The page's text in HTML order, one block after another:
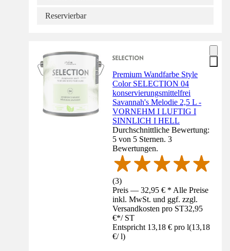
Reservierbar
Premium Wandfarbe Style
Color SELECTION 04
konservierungsmittelfrei
Savannah's Melodie 2,5 L -
VORNEHM I LUFTIG I
SINNLICH I HELL
Durchschnittliche Bewertung:
5 von 5 Sternen. 3
Bewertungen.
(3)
Preis — 32,95 € * Alle Preise
inkl. MwSt. und ggf. zzgl.
Versandkosten pro ST32,95
€*/ ST
Entspricht 13,18 € pro l(13,18
€/ l)